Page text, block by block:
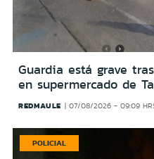
Guardia está grave
en supermercado de
REDMAULE 07/08/2026 - 09:09
POLICIAL